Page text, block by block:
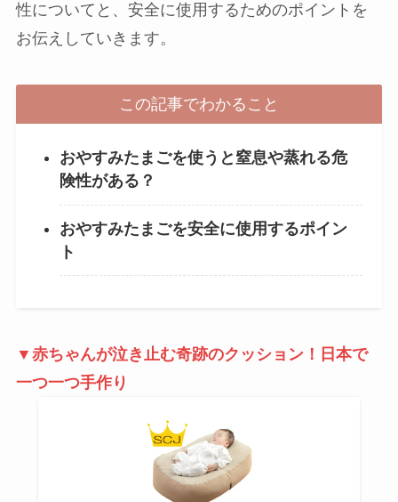
性についてと、安全に使用するためのポイントを
お伝えしていきます。
この記事でわかること
おやすみたまごを使うと窒息や蒸れる危
険性がある？
おやすみたまごを安全に使用するポイン
ト
▼赤ちゃんが泣き止む奇跡のクッション！日本で
一つ一つ手作り